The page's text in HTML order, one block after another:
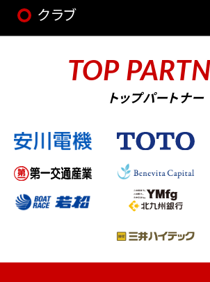
クラブ
TOP
トップパートナー